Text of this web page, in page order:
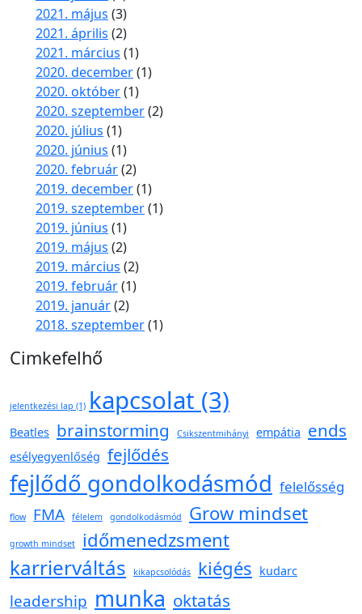
2021. május (3)
2021. április (2)
2021. március (1)
2020. december(1)
2020. október(1)
2020. szeptember(2)
2020. július (1)
2020. június (1)
2020. február(2)
2019. december(1)
2019. szeptember(1)
2019. június (1)
2019. május (2)
2019. március (2)
2019. február(1)
2019. január(2)
2018. szeptember(1)
Cimkefelhő
jelentkezési lap (1) kapcsolat (3)
Beatles brainstorming Csikszentmihányi empátia ends
esélyegyenlőség fejlődés
fejlődő gondolkodásmód felelősség
flow FMA félelem gondolkodásmód Grow mindset
growth mindset időmenedzsment
karrierváltás kikapcsolódás kiégés kudarc
leadership munka oktatás